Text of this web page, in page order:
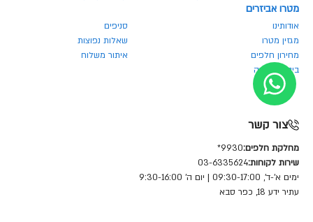
מטרו אביזרים
אודותינו
סניפים
מגזין מטרו
שאלות נפוצות
מחירון חלפים
איתור משלוח
ביטול הזמנה
צור קשר
מחלקת חלפים:9930*
שירות לקוחות:03-6335624
ימים א'-ד', 09:30-17:00 | יום ה' 9:30-16:00
עתיר ידע 18, כפר סבא